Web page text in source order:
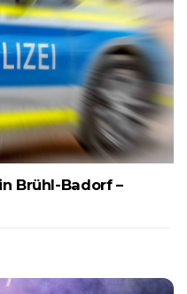
Brühl-Badorf –